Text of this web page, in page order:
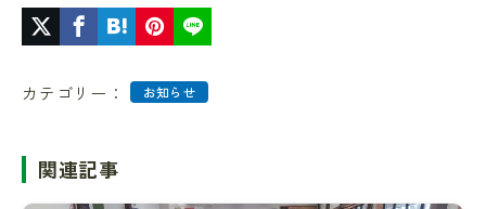
カテゴリー： お知らせ
関連記事